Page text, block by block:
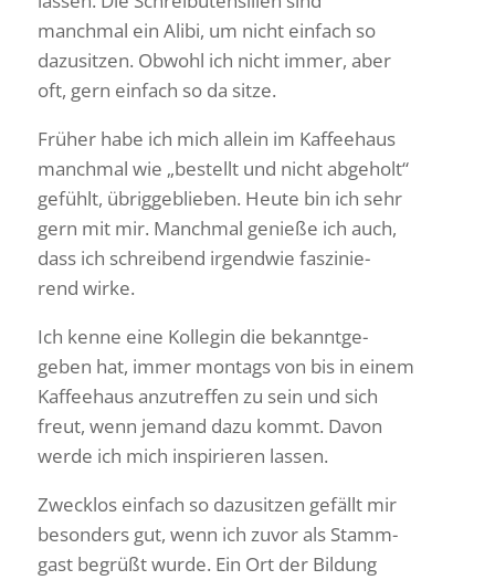
manchmal ein Alibi, um nicht einfach so
dazu­sitzen. Obwohl ich nicht immer, aber
oft, gern einfach so da sitze.
Früher habe ich mich allein im Kaffee­haus
manchmal wie „bestellt und nicht abge­holt“
gefühlt, übrig­ge­blieben. Heute bin ich sehr
gern mit mir. Manchmal genieße ich auch,
dass ich schrei­bend irgendwie faszi­nie­
rend wirke.
Ich kenne eine Kollegin die bekannt­ge­
geben hat, immer montags von bis in einem
Kaffee­haus anzu­treffen zu sein und sich
freut, wenn jemand dazu kommt. Davon
werde ich mich inspi­rieren lassen.
Zwecklos einfach so dazu­sitzen gefällt mir
beson­ders gut, wenn ich zuvor als Stamm­
gast begrüßt wurde. Ein Ort der Bildung